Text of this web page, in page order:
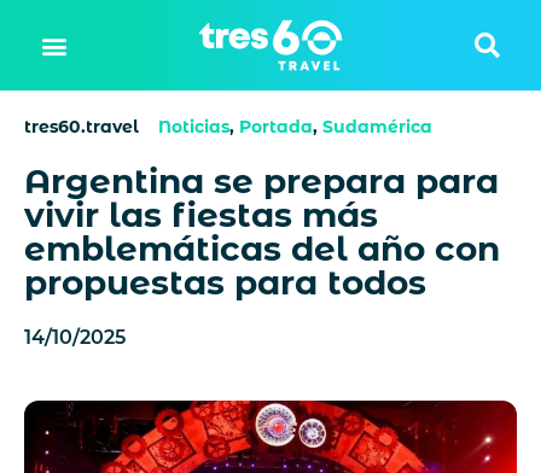
tres60.travel Noticias, Portada, Sudamérica
Argentina se prepara para
vivir las fiestas más
emblemáticas del año con
propuestas para todos
14/10/2025